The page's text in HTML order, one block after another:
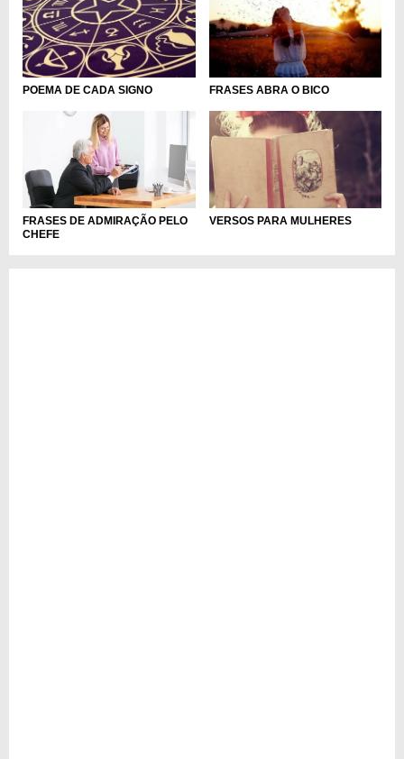
POEMA DE CADA SIGNO FRASES ABRA O BICO
FRASES DE ADMIRAÇÃO PELO
CHEFE
VERSOS PARA MULHERES